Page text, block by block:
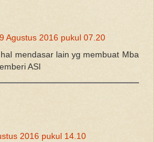
9 Agustus 2016 pukul 07.20
mendasar lain yg membuat Mba
ASI
2016 pukul 14.10